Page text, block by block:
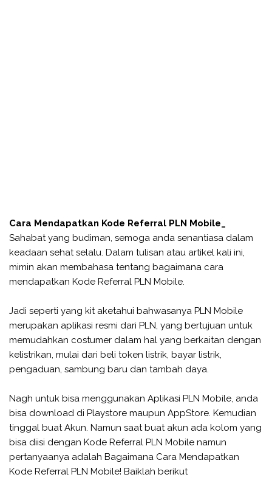
Cara Mendapatkan Kode Referral PLN Mobile_
Sahabat yang budiman, semoga anda senantiasa dalam
keadaan sehat selalu. Dalam tulisan atau artikel kali ini,
mimin akan membahasa tentang bagaimana cara
mendapatkan Kode Referral PLN Mobile.
Jadi seperti yang kit aketahui bahwasanya PLN Mobile
merupakan aplikasi resmi dari PLN, yang bertujuan untuk
memudahkan costumer dalam hal yang berkaitan dengan
kelistrikan, mulai dari beli token listrik, bayar listrik,
pengaduan, sambung baru dan tambah daya.
Nagh untuk bisa menggunakan Aplikasi PLN Mobile, anda
bisa download di Playstore maupun AppStore. Kemudian
tinggal buat Akun. Namun saat buat akun ada kolom yang
bisa diisi dengan Kode Referral PLN Mobile namun
pertanyaanya adalah Bagaimana Cara Mendapatkan
Kode Referral PLN Mobile! Baiklah berikut